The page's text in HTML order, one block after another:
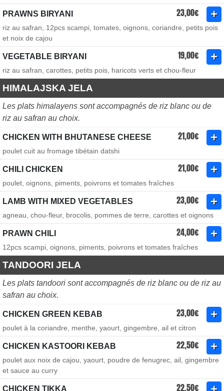
PRAWNS BIRYANI 23,00€
riz au safran, 12pcs scampi, tomates, oignons, coriandre, petits pois
et noix de cajou
VEGETABLE BIRYANI 19,00€
riz au safran, carottes, petits pois, haricots verts et chou-fleur
HIMALAJSKA JELA
Les plats himalayens sont accompagnés de riz blanc ou de
riz au safran au choix.
CHICKEN WITH BHUTANESE CHEESE 21,00€
poulet cuit au fromage tibétain datshi
CHILI CHICKEN 21,00€
poulet, oignons, piments, poivrons et tomates fraîches
LAMB WITH MIXED VEGETABLES 23,00€
agneau, chou-fleur, brocolis, pommes de terre, carottes et oignons
PRAWN CHILI 24,00€
12pcs scampi, oignons, piments, poivrons et tomates fraîches
TANDOORI JELA
Les plats tandoori sont accompagnés de riz blanc ou de riz au
safran au choix.
CHICKEN GREEN KEBAB 23,00€
poulet à la coriandre, menthe, yaourt, gingembre, ail et citron
CHICKEN KASTOORI KEBAB 22,50€
poulet aux noix de cajou, yaourt, poudre de fenugrec, ail, gingembre
et sauce au curry
CHICKEN TIKKA 22,50€